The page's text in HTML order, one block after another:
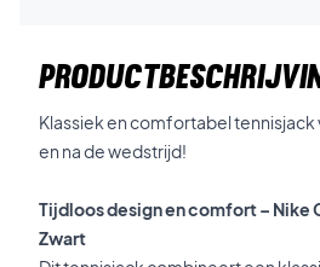
Klassiek en comfortabel tennisjack
en na de wedstrijd!
Tijdloos design en comfort – Nike
Zwart